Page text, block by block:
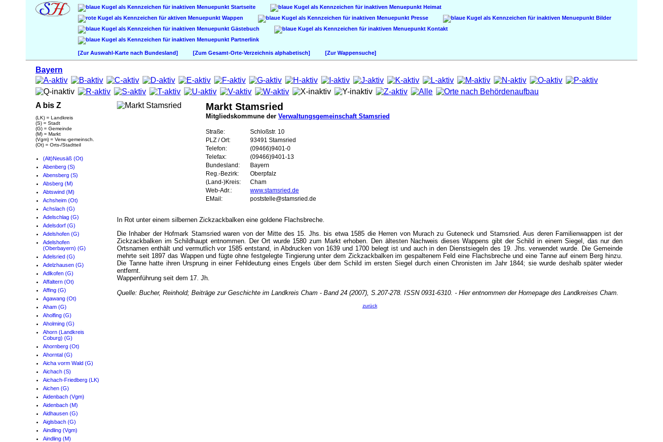
Startseite
Heimat
Wappen
Presse
Bilder
Gästebuch
Kontakt
Partnerlink
[Zur Auswahl-Karte nach Bundesland] [Zum Gesamt-Orte-Verzeichnis alphabetisch] [Zur Wappensuche]
Bayern
A bis Z
(LK) = Landkreis
(S) = Stadt
(G) = Gemeinde
(M) = Markt
(Vgm) = Verw.-gemeinsch.
(Ot) = Orts-/Stadtteil
(Alt)Neusäß (Ot)
Abenberg (S)
Abensberg (S)
Absberg (M)
Abtswind (M)
Achsheim (Ot)
Achslach (G)
Adelschlag (G)
Adelsdorf (G)
Adelshofen (G)
Adelshofen
(Oberbayern) (G)
Adelsried (G)
Adelzhausen (G)
Adlkofen (G)
Affaltern (Ot)
Affing (G)
Agawang (Ot)
Aham (G)
Aholfing (G)
Aholming (G)
Ahorn (Landkreis
Coburg) (G)
Ahornberg (Ot)
Ahorntal (G)
Aicha vorm Wald (G)
Aichach (S)
Aichach-Friedberg (LK)
Aichen (G)
Aidenbach (Vgm)
Aidenbach (M)
Aidhausen (G)
Aiglsbach (G)
Aindling (Vgm)
Aindling (M)
Markt Stamsried
Mitgliedskommune der Verwaltungsgemeinschaft Stamsried
Straße:
Schloßstr. 10
PLZ / Ort:
93491 Stamsried
Telefon:
(09466)9401-0
Telefax:
(09466)9401-13
Bundesland:
Bayern
Reg.-Bezirk:
Oberpfalz
(Land-)Kreis:
Cham
Web-Adr.:
www.stamsried.de
EMail:
poststelle@stamsried.de
In Rot unter einem silbernen Zickzackbalken eine goldene Flachsbreche.
Die Inhaber der Hofmark Stamsried waren von der Mitte des 15. Jhs. bis etwa 1585 die Herren von Murach zu Guteneck und Stamsried. Aus deren Familienwappen ist der
Zickzackbalken im Schildhaupt entnommen. Der Ort wurde 1580 zum Markt erhoben. Den ältesten Nachweis dieses Wappens gibt der Schild in einem Siegel, das nur den
Ortsnamen enthält und vermutlich vor 1585 entstand, in Abdrucken von 1639 und 1700 belegt ist und auch in den Dienstsiegeln des 19. Jhs. verwendet wurde. Die Gemeinde
mehrte seit 1897 das Wappen und fügte ohne festgelegte Tingierung unter dem Zickzackbalken im gespaltenem Feld eine Flachsbreche und eine Tanne auf einem Berg hinzu.
Die Tanne hatte ihren Ursprung in einer Fehldeutung eines Engels über dem Schild im ersten Siegel durch einen Chronisten im Jahr 1844; sie wurde deshalb später wieder
entfernt.
Wappenführung seit dem 17. Jh.
Quelle: Bucher, Reinhold; Beiträge zur Geschichte im Landkreis Cham - Band 24 (2007), S.207-278. ISSN 0931-6310. - Hier entnommen der Homepage des Landkreises Cham.
zurück